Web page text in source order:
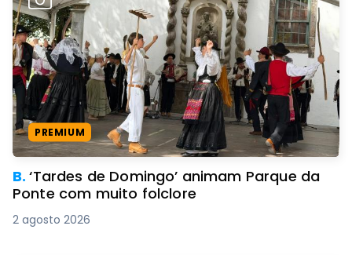
PREMIUM
B.‘Tardes de Domingo’ animam Parque da
Ponte com muito folclore
2 agosto 2026